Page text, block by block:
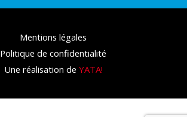
Mentions légales
Politique de confidentialité
Une réalisation de YATA!